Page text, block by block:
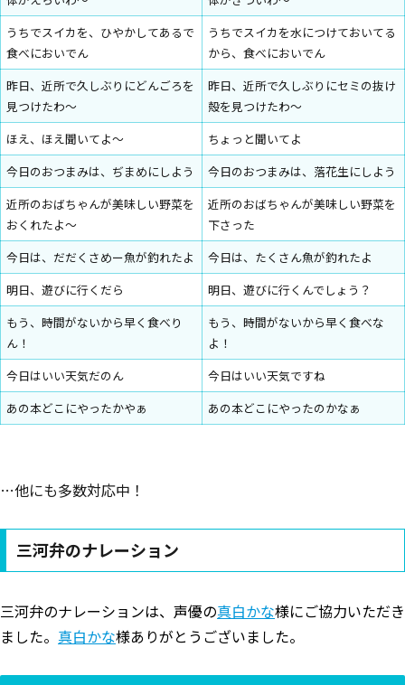
うちでスイカを、ひやかしてあるで
食べにおいでん
うちでスイカを水につけておいてる
から、食べにおいでん
昨日、近所で久しぶりにどんごろを
見つけたわ～
昨日、近所で久しぶりにセミの抜け
殻を見つけたわ～
ほえ、ほえ聞いてよ～
ちょっと聞いてよ
今日のおつまみは、ぢまめにしよう
今日のおつまみは、落花生にしよう
近所のおばちゃんが美味しい野菜を
おくれたよ〜
近所のおばちゃんが美味しい野菜を
下さった
今日は、だだくさめー魚が釣れたよ
今日は、たくさん魚が釣れたよ
明日、遊びに行くだら
明日、遊びに行くんでしょう？
もう、時間がないから早く食べり
ん！
もう、時間がないから早く食べな
よ！
今日はいい天気だのん
今日はいい天気ですね
あの本どこにやったかやぁ
あの本どこにやったのかなぁ
…他にも多数対応中！
三河弁のナレーション
三河弁のナレーションは、声優の真白かな様にご協力いただき
ました。 真白かな様ありがとうございました。